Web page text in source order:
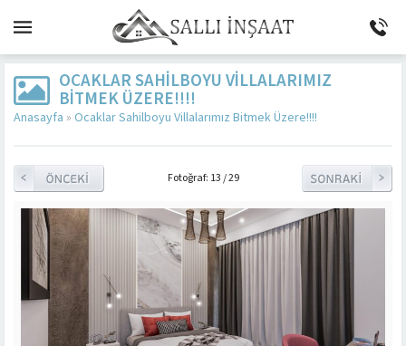
OCAKLAR SAHILBOYU VILLALARIMIZ
BITMEK ÜZERE!!!!
Anasayfa » Ocaklar Sahilboyu Villalarımız Bitmek Üzere!!!!
Fotoğraf: 13 / 29